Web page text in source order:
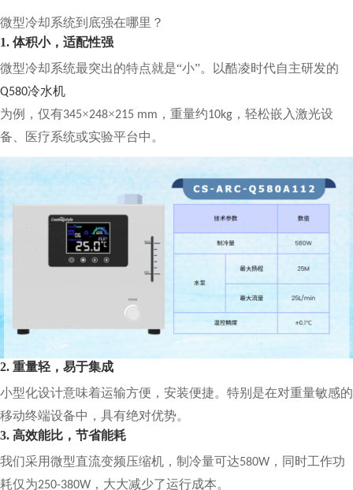
微型冷却系统到底强在哪里？
1. 体积小，适配性强
微型冷却系统最突出的特点就是“小”。以酷凌时代自主研发的
Q580冷水机
为例，仅有345×248×215 mm ，重量约10kg ，轻松嵌入激光设
备、医疗系统或实验平台中。
2. 重量轻，易于集成
小型化设计意味着运输方便，安装便捷。特别是在对重量敏感的
移动终端设备中，具有绝对优势。
3. 高效能比，节省能耗
我们采用微型直流变频压缩机，制冷量可达580W ，同时工作功
耗仅为250-380W ，大大减少了运行成本。